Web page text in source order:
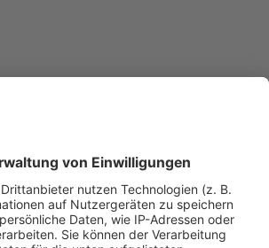
DHL-Standort in
Deutsche Post und DHL eine neue
Kiosk“ an der Gymnicher